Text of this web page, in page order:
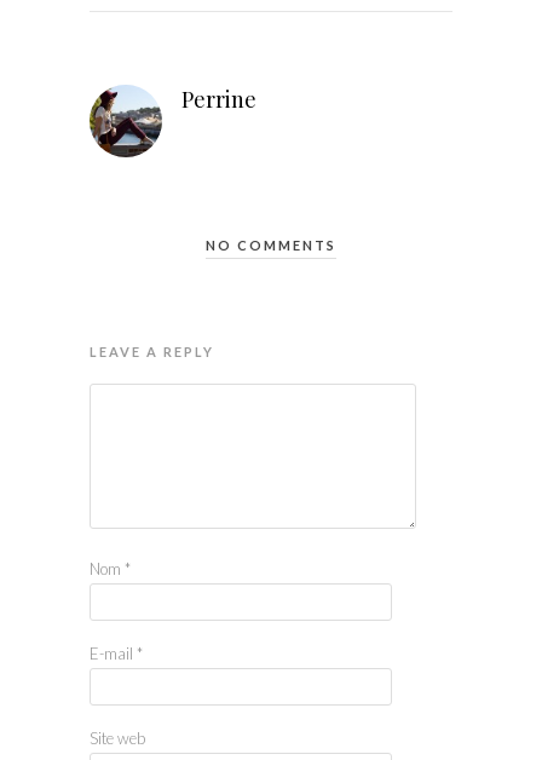
Perrine
NO COMMENTS
LEAVE A REPLY
Nom *
E-mail *
Site web